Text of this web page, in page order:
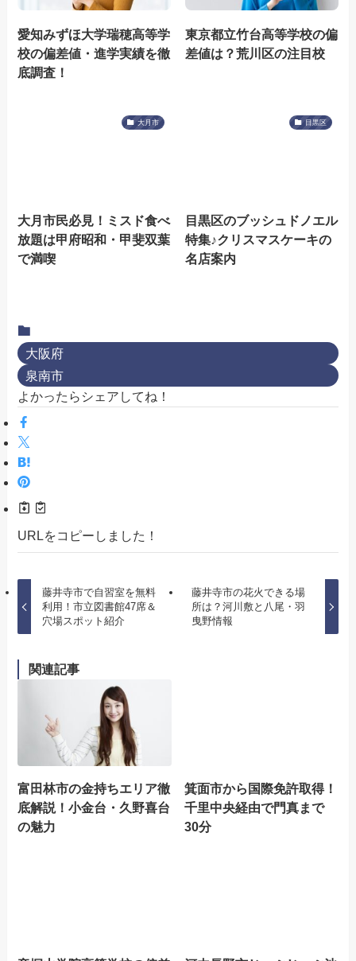
愛知みずほ大学瑞穂高等学
校の偏差値・進学実績を徹
底調査！
東京都立竹台高等学校の偏
差値は？荒川区の注目校
大月市
大月市民必見！ミスド食べ
放題は甲府昭和・甲斐双葉
で満喫
目黒区
目黒区のブッシュドノエル
特集♪クリスマスケーキの
名店案内
大阪府
泉南市
よかったらシェアしてね！
URLをコピーしました！
藤井寺市で自習室を無料
利用！市立図書館47席＆
穴場スポット紹介
藤井寺市の花火できる場
所は？河川敷と八尾・羽
曳野情報
関連記事
富田林市の金持ちエリア徹
底解説！小金台・久野喜台
の魅力
箕面市から国際免許取得！
千里中央経由で門真まで
30分